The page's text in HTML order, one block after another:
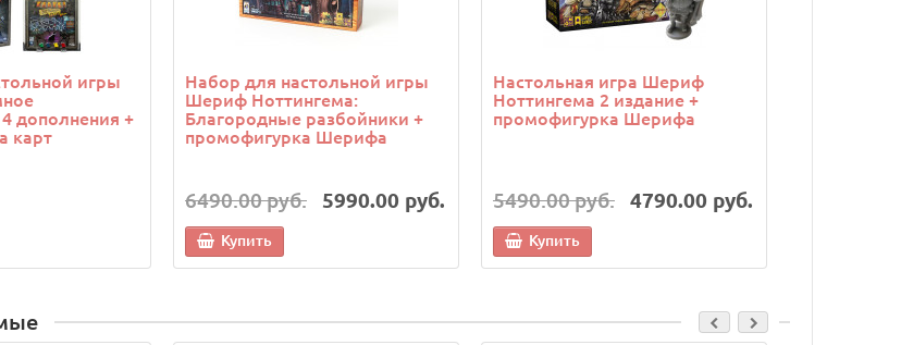
игры
дополнения +
карт
Набор для настольной игры
Шериф Ноттингема:
Благородные разбойники +
промофигурка Шерифа
6490.00 руб. 5990.00 руб.
Купить
Настольная игра Шериф
Ноттингема 2 издание +
промофигурка Шерифа
5490.00 руб. 4790.00 руб.
Купить